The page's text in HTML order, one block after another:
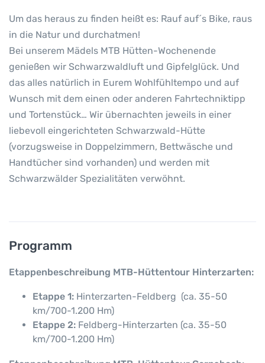
Um das heraus zu finden heißt es: Rauf auf´s Bike, raus
in die Natur und durchatmen!
Bei unserem Mädels MTB Hütten-Wochenende
genießen wir Schwarzwaldluft und Gipfelglück. Und
das alles natürlich in Eurem Wohlfühltempo und auf
Wunsch mit dem einen oder anderen Fahrtechniktipp
und Tortenstück… Wir übernachten jeweils in einer
liebevoll eingerichteten Schwarzwald-Hütte
(vorzugsweise in Doppelzimmern, Bettwäsche und
Handtücher sind vorhanden) und werden mit
Schwarzwälder Spezialitäten verwöhnt.
Programm
Etappenbeschreibung MTB-Hüttentour Hinterzarten:
Etappe 1: Hinterzarten-Feldberg (ca. 35-50
km/700-1.200 Hm)
Etappe 2: Feldberg-Hinterzarten (ca. 35-50
km/700-1.200 Hm)